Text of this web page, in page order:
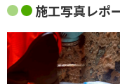
施工写真レポ